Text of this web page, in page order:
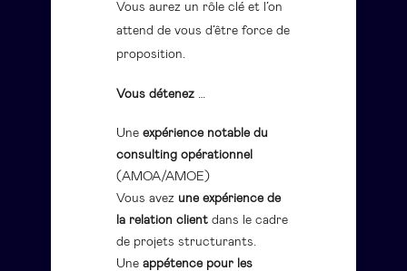
Vous aurez un rôle clé et l’on
attend de vous d’être force de
proposition.
Vous détenez …
Une expérience notable du
consulting opérationnel
(AMOA/AMOE)
Vous avez une expérience de
la relation client dans le cadre
de projets structurants.
Une appétence pour les